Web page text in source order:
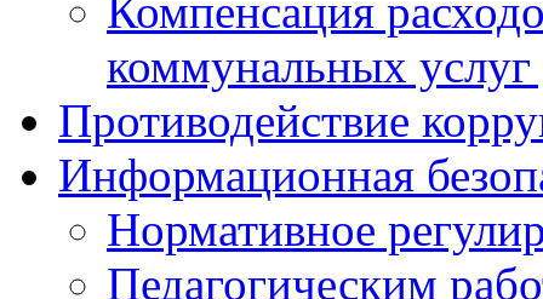
Компенсация
коммунальных услуг
Противодействие
Информационная
Нормативное
Педагогическим